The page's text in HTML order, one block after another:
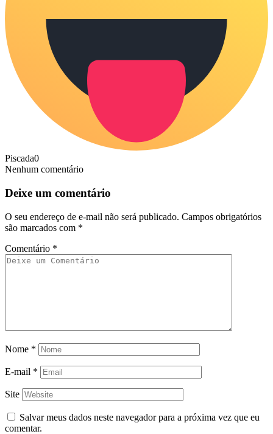
Piscada0
Nenhum comentário
Deixe um comentário
O seu endereço de e-mail não será publicado. Campos obrigatórios
são marcados com *
Comentário *
Nome *
E-mail *
Site
Salvar meus dados neste navegador para a próxima vez que eu
comentar.